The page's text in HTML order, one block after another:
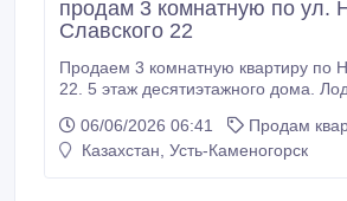
продам 3 комнатную по ул.
Славского 22
Продаем 3 комнатную квартиру по
22. 5 этаж десятиэтажного дома.
магазин Чайка. Рядом дет .сад.
телевидение. Кондиционер.
06/06/2026 06:41
Продам
Казахстан, Усть-Каменогорск